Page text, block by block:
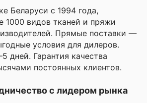
Беларуси с 1994 года,
1000 видов тканей и пряжи
Прямые поставки —
условия для дилеров.
дней. Гарантия качества
постоянных клиентов.
с лидером рынка